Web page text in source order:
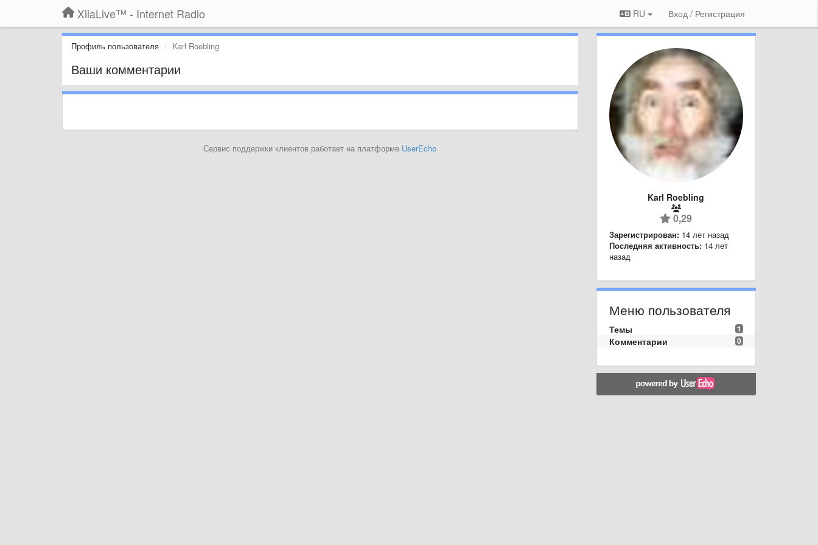
XiiaLive™ - Internet Radio RU Вход / Регистрация
Профиль пользователя Karl Roebling
Ваши комментарии
Сервис поддержки клиентов работает на платформе UserEcho
Karl Roebling
0,29
Зарегистрирован: 14 лет назад
Последняя активность: 14 лет
назад
Меню пользователя
1
Темы
0
Комментарии